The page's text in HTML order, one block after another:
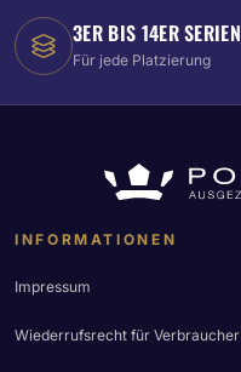
3ER BIS 14ER SERIEN
Für jede Platzierung
INFORMATIONEN
Impressum
Wiederrufsrecht für Verbraucher